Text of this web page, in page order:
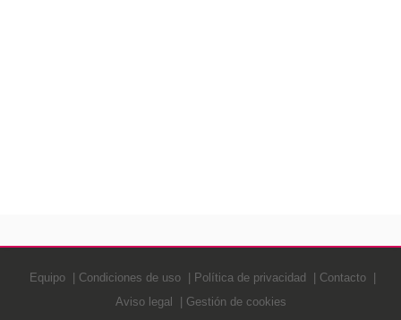
Equipo Condiciones de uso Política de privacidad
Contacto
Aviso legal
Gestión de cookies